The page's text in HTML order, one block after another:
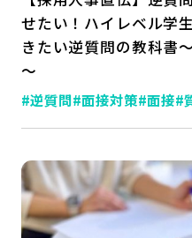
せたい！ハイレベル学
きたい逆質問の教科書
～
#逆質問#面接対策#面接#